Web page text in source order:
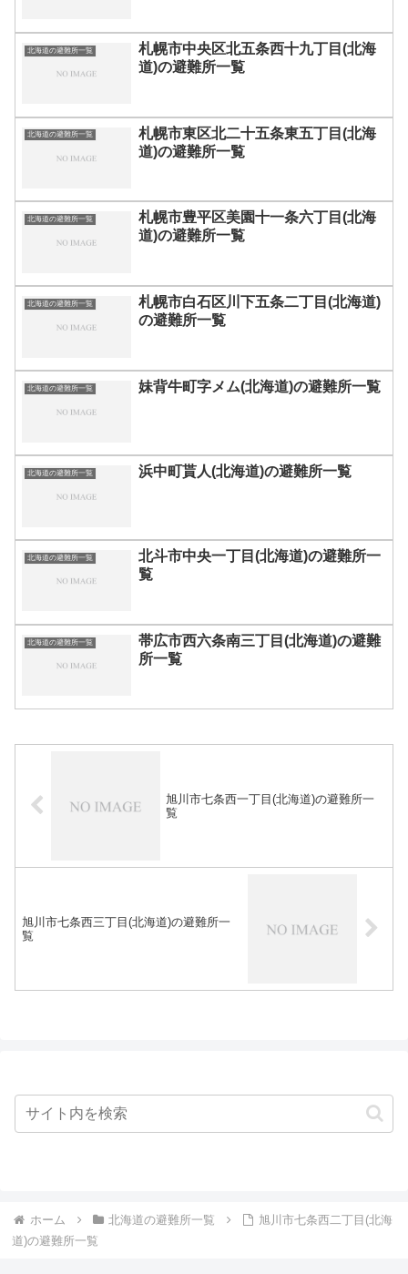
北海道の避難所一覧
札幌市中央区北五条西十九丁目(北海
道)の避難所一覧
北海道の避難所一覧
札幌市東区北二十五条東五丁目(北海
道)の避難所一覧
北海道の避難所一覧
札幌市豊平区美園十一条六丁目(北海
道)の避難所一覧
北海道の避難所一覧
札幌市白石区川下五条二丁目(北海道)
の避難所一覧
北海道の避難所一覧 妹背牛町字メム(北海道)の避難所一覧
北海道の避難所一覧 浜中町貰人(北海道)の避難所一覧
北海道の避難所一覧
北斗市中央一丁目(北海道)の避難所一
覧
北海道の避難所一覧
帯広市西六条南三丁目(北海道)の避難
所一覧
旭川市七条西一丁目(北海道)の避難所一
覧
旭川市七条西三丁目(北海道)の避難所一
覧
ホーム 北海道の避難所一覧
旭川市七条西二丁目(北海
道)の避難所一覧